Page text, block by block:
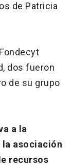
de Patricia
dos fueron
de su grupo
a la
asociación
recursos